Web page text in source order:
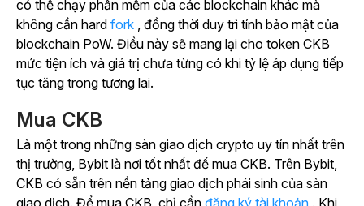
có thể chạy phần mềm của các blockchain khác mà
không cần hard fork , đồng thời duy trì tính bảo mật của
blockchain PoW. Điều này sẽ mang lại cho token CKB
mức tiện ích và giá trị chưa từng có khi tỷ lệ áp dụng tiếp
tục tăng trong tương lai.
Mua CKB
Là một trong những sàn giao dịch crypto uy tín nhất trên
thị trường, Bybit là nơi tốt nhất để mua CKB. Trên Bybit,
CKB có sẵn trên nền tảng giao dịch phái sinh của sàn
giao dịch. Để mua CKB, chỉ cần đăng ký tài khoản . Khi